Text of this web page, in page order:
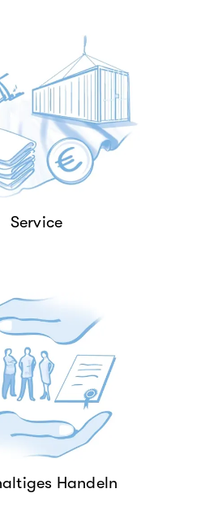
Service
Services sind
Ihre Bedürfnisse
SERVICE
Handeln
ist tief in unserer
und prägt unser
Handeln.
HANDELN